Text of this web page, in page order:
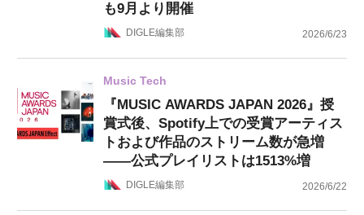
も9月より開催
DIGLE編集部 2026/6/23
Music Tech
『MUSIC AWARDS JAPAN 2026』授
賞式後、Spotify上での受賞アーティス
トおよび作品のストリーム数が急増
——公式プレイリストは1513%増
DIGLE編集部 2026/6/22